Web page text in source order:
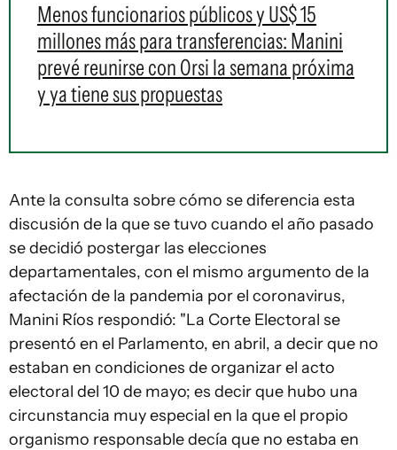
Menos funcionarios públicos y US$ 15
millones más para transferencias: Manini
prevé reunirse con Orsi la semana próxima
y ya tiene sus propuestas
Ante la consulta sobre cómo se diferencia esta
discusión de la que se tuvo cuando el año pasado
se decidió postergar las elecciones
departamentales, con el mismo argumento de la
afectación de la pandemia por el coronavirus,
Manini Ríos respondió: "La Corte Electoral se
presentó en el Parlamento, en abril, a decir que no
estaban en condiciones de organizar el acto
electoral del 10 de mayo; es decir que hubo una
circunstancia muy especial en la que el propio
organismo responsable decía que no estaba en